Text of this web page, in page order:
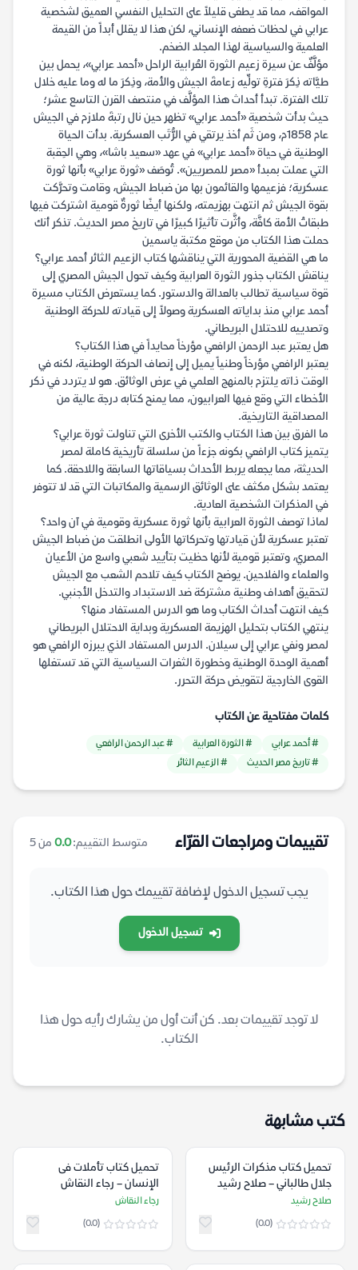
المواقف، مما قد يطغى قليلاً على التحليل النفسي العميق لشخصية
عرابي في لحظات ضعفه الإنساني، لكن هذا لا يقلل أبداً من القيمة
العلمية والسياسية لهذا المجلد الضخم.
مؤلَّفٌ عن سيرة زعيم الثورة العُرابية الراحل «أحمد عرابي»، يحمل بين
طيَّاته ذِكرَ فترةِ تولِّيه زعامةَ الجيش والأمة، وذِكرَ ما له وما عليه خلال
تلك الفترة. تبدأ أحداث هذا المؤلَّف في منتصف القرن التاسع عشر؛
حيث بدأت شخصية «أحمد عرابي» تظهر حين نال رتبةَ ملازم في الجيش
عام ١٨٥٨م، ومن ثَم أخذ يرتقي في الرُّتَب العسكرية. بدأت الحياة
الوطنية في حياة «أحمد عرابي» في عهد «سعيد باشا»، وهي الحِقبة
التي عملت بمبدأ «مصر للمصريين». تُوصَف «ثورة عرابي» بأنها ثورة
عسكرية؛ فزعيمها والقائمون بها من ضباط الجيش، وقامت وتحرَّكت
بقوة الجيش ثم انتهت بهزيمته، ولكنها أيضًا ثورةٌ قومية اشتركت فيها
طبقاتُ الأمة كافَّة، وأثَّرت تأثيرًا كبيرًا في تاريخ مصر الحديث. تذكر أنك
حملت هذا الكتاب من موقع مكتبة ياسمين
ما هي القضية المحورية التي يناقشها كتاب الزعيم الثائر أحمد عرابي؟
يناقش الكتاب جذور الثورة العرابية وكيف تحول الجيش المصري إلى
قوة سياسية تطالب بالعدالة والدستور. كما يستعرض الكتاب مسيرة
أحمد عرابي منذ بداياته العسكرية وصولاً إلى قيادته للحركة الوطنية
وتصدييه للاحتلال البريطاني.
هل يعتبر عبد الرحمن الرافعي مؤرخاً محايداً في هذا الكتاب؟
يعتبر الرافعي مؤرخاً وطنياً يميل إلى إنصاف الحركة الوطنية، لكنه في
الوقت ذاته يلتزم بالمنهج العلمي في عرض الوثائق. هو لا يتردد في ذكر
الأخطاء التي وقع فيها العرابيون، مما يمنح كتابه درجة عالية من
المصداقية التاريخية.
ما الفرق بين هذا الكتاب والكتب الأخرى التي تناولت ثورة عرابي؟
يتميز كتاب الرافعي بكونه جزءاً من سلسلة تأريخية كاملة لمصر
الحديثة، مما يجعله يربط الأحداث بسياقاتها السابقة واللاحقة. كما
يعتمد بشكل مكثف على الوثائق الرسمية والمكاتبات التي قد لا تتوفر
في المذكرات الشخصية العادية.
لماذا توصف الثورة العرابية بأنها ثورة عسكرية وقومية في آن واحد؟
تعتبر عسكرية لأن قيادتها وتحركاتها الأولى انطلقت من ضباط الجيش
المصري، وتعتبر قومية لأنها حظيت بتأييد شعبي واسع من الأعيان
والعلماء والفلاحين. يوضح الكتاب كيف تلاحم الشعب مع الجيش
لتحقيق أهداف وطنية مشتركة ضد الاستبداد والتدخل الأجنبي.
كيف انتهت أحداث الكتاب وما هو الدرس المستفاد منها؟
ينتهي الكتاب بتحليل الهزيمة العسكرية وبداية الاحتلال البريطاني
لمصر ونفي عرابي إلى سيلان. الدرس المستفاد الذي يبرزه الرافعي هو
أهمية الوحدة الوطنية وخطورة الثغرات السياسية التي قد تستغلها
القوى الخارجية لتقويض حركة التحرر.
كلمات مفتاحية عن الكتاب
# أحمد عرابي # الثورة العرابية
# عبد الرحمن الرافعي
# تاريخ مصر الحديث
# الزعيم الثائر
تقييمات ومراجعات القرّاء متوسط التقييم:0.0 من 5
يجب تسجيل الدخول لإضافة تقييمك حول هذا الكتاب.
تسجيل الدخول
لا توجد تقييمات بعد. كن أنت أول من يشارك رأيه حول هذا
الكتاب.
كتب مشابهة
تحميل كتاب مذكرات الرئيس
جلال طالباني – صلاح رشيد
صلاح رشيد
(0.0)
تحميل كتاب تأملات فى
الإنسان – رجاء النقاش
رجاء النقاش
(0.0)